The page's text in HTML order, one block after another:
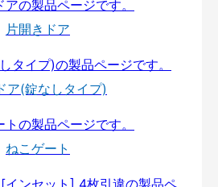
片開きドア
ア(錠なしタイプ)
ねこゲート